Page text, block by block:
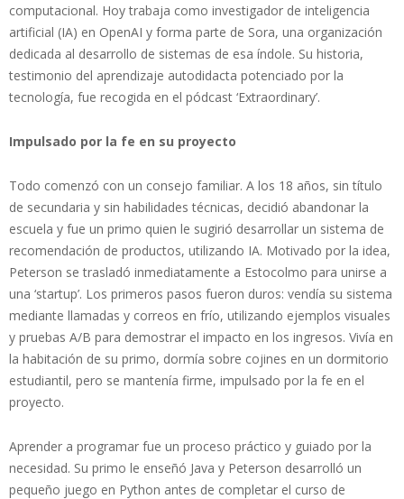
computacional. Hoy trabaja como investigador de inteligencia
artificial (IA) en OpenAI y forma parte de Sora, una organización
dedicada al desarrollo de sistemas de esa índole. Su historia,
testimonio del aprendizaje autodidacta potenciado por la
tecnología, fue recogida en el pódcast ‘Extraordinary’.
Impulsado por la fe en su proyecto
Todo comenzó con un consejo familiar. A los 18 años, sin título
de secundaria y sin habilidades técnicas, decidió abandonar la
escuela y fue un primo quien le sugirió desarrollar un sistema de
recomendación de productos, utilizando IA. Motivado por la idea,
Peterson se trasladó inmediatamente a Estocolmo para unirse a
una ‘startup’. Los primeros pasos fueron duros: vendía su sistema
mediante llamadas y correos en frío, utilizando ejemplos visuales
y pruebas A/B para demostrar el impacto en los ingresos. Vivía en
la habitación de su primo, dormía sobre cojines en un dormitorio
estudiantil, pero se mantenía firme, impulsado por la fe en el
proyecto.
Aprender a programar fue un proceso práctico y guiado por la
necesidad. Su primo le enseñó Java y Peterson desarrolló un
pequeño juego en Python antes de completar el curso de